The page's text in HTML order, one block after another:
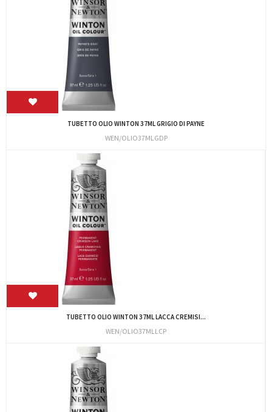
TUBETTO OLIO WINTON 37ML GRIGIO DI PAYNE
WEN/OLIO37MLGDP
TUBETTO OLIO WINTON 37ML LACCA CREMISI...
WEN/OLIO37MLLCP